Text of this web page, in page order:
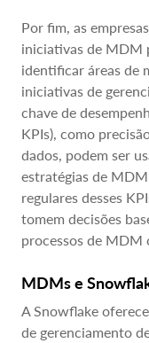
Por fim, as
iniciativas de MDM
identificar áreas de
iniciativas de
chave de
KPIs), como
dados, podem ser
estratégias de
regulares desses
tomem decisões
processos de MDM
MDMs e
A Snowflake
de gerenciamento